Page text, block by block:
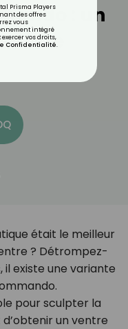
: un
était le meilleur
? Détrompez-
il existe une variante
pour sculpter la
un ventre
Prisma Players
des offres
vous
intégré
vos droits,
Confidentialité.